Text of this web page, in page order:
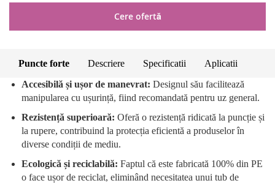
Cere ofertă
Puncte forte Descriere Specificatii Aplicatii
Accesibilă și ușor de manevrat: Designul său facilitează
manipularea cu ușurință, fiind recomandată pentru uz general.
Rezistență superioară: Oferă o rezistență ridicată la puncție și
la rupere, contribuind la protecția eficientă a produselor în
diverse condiții de mediu.
Ecologică și reciclabilă: Faptul că este fabricată 100% din PE
o face ușor de reciclat, eliminând necesitatea unui tub de